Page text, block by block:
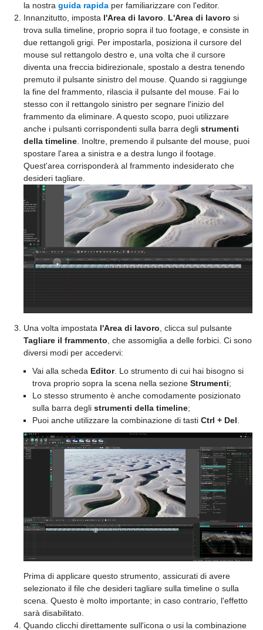
la nostra guida rapida per familiarizzare con l'editor.
Innanzitutto, imposta l'Area di lavoro L'Area di lavoro si
trova sulla timeline, proprio sopra il tuo footage, e consiste in
due rettangoli grigi. Per impostarla, posiziona il cursore del
mouse sul rettangolo destro e, una volta che il cursore
diventa una freccia bidirezionale, spostalo a destra tenendo
premuto il pulsante sinistro del mouse. Quando si raggiunge
la fine del frammento, rilascia il pulsante del mouse. Fai lo
stesso con il rettangolo sinistro per segnare l'inizio del
frammento da eliminare. A questo scopo, puoi utilizzare
anche i pulsanti corrispondenti sulla barra degli strumenti
della timeline . Inoltre, premendo il pulsante del mouse, puoi
spostare l'area a sinistra e a destra lungo il footage.
Quest'area corrisponderà al frammento indesiderato che
desideri tagliare.
Una volta impostata l'Area di lavoro, clicca sul pulsante
Tagliare il frammento, che assomiglia a delle forbici. Ci sono
diversi modi per accedervi:
Vai alla scheda Editor. Lo strumento di cui hai bisogno si
trova proprio sopra la scena nella sezione Strumenti;
Lo stesso strumento è anche comodamente posizionato
sulla barra degli strumenti della timeline;
Puoi anche utilizzare la combinazione di tasti Ctrl + Del.
Prima di applicare questo strumento, assicurati di avere
selezionato il file che desideri tagliare sulla timeline o sulla
scena. Questo è molto importante; in caso contrario, l'effetto
sarà disabilitato.
Quando clicchi direttamente sull'icona o usi la combinazione